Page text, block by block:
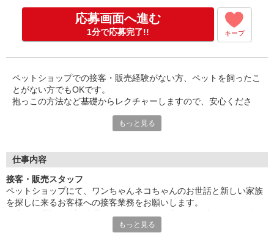
※残業代全額支給、別途交通費支給
◆月給制アルバイトの準社員登用制度アリ！◆
試用期間終了後、条件を満たした方は月給制アルバ
イト勤務も可能です！たくさん働きたい方は必見で
雇用形態はアルバイトですが給与は安定の月給制！
月給＝時給×165時間分♪
応募画面へ進む
1分で応募完了!! キープ
ペットショップでの接客・販売経験がない方、ペットを飼ったこ
とがない方でもOKです。
抱っこの方法など基礎からレクチャーしますので、安心くださ
ペットケアだけでなく、接客やアフターフォローについても力を
もっと見る
仕事内容
接客・販売スタッフ
ペットショップにて、ワンちゃんネコちゃんのお世話と新しい家族
を探しに来るお客様への接客業務をお願いします。
愛情を注いであげてください。もっと見る